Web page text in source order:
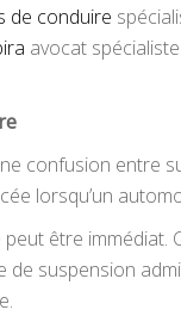
de conduire
a avocat
confusion entre
lorsqu’un
être immédiat.
suspension